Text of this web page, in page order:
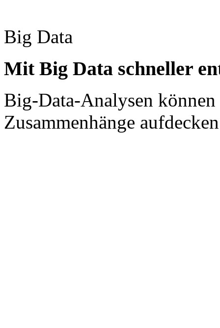
Big Data
Mit Big Data schneller
Big-Data-Analysen
Zusammenhänge